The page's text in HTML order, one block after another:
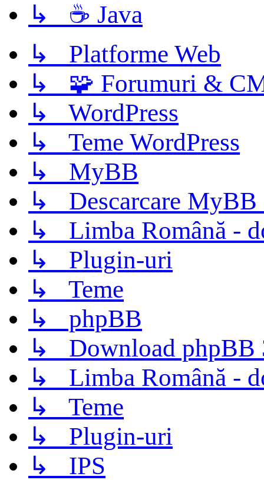
↳ ☕ Java
↳ Platforme Web
↳ 🧩 Forumuri &
↳ WordPress
↳ Teme WordPress
↳ MyBB
↳ Descarcare MyBB
↳ Limba Română -
↳ Plugin-uri
↳ Teme
↳ phpBB
↳ Download phpBB
↳ Limba Română -
↳ Teme
↳ Plugin-uri
↳ IPS